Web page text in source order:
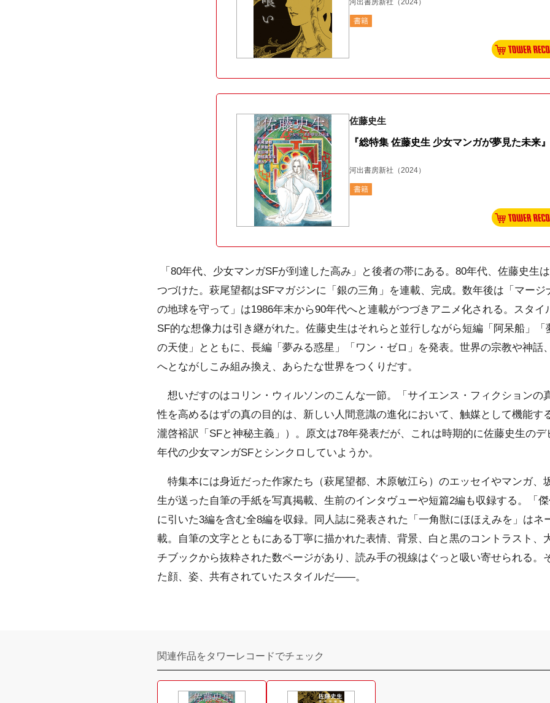
河出書房新社 （2024）
書籍
佐藤史生
『総特集 佐藤史生 少女マンガが夢見た未来』
河出書房新社 （2024）
書籍
「80年代、少女マンガSFが到達した高み」と後者の帯にある。80年代、佐藤史生
つづけた。萩尾望都はSFマガジンに「銀の三角」を連載、完成。数年後は「マー
の地球を守って」は1986年末から90年代へと連載がつづきアニメ化される。スタ
SF的な想像力は引き継がれた。佐藤史生はそれらと並行しながら短編「阿呆船」
の天使」とともに、長編「夢みる惑星」「ワン・ゼロ」を発表。世界の宗教や神話
へとながしこみ組み換え、あらたな世界をつくりだす。
想いだすのはコリン・ウィルソンのこんな一節。「サイエンス・フィクションの
性を高めるはずの真の目的は、新しい人間意識の進化において、触媒として機能す
瀧啓裕訳「SFと神秘主義」）。原文は78年発表だが、これは時期的に佐藤史生の
年代の少女マンガSFとシンクロしていようか。
特集本には身近だった作家たち（萩尾望都、木原敏江ら）のエッセイやマンガ、
生が送った自筆の手紙を写真掲載、生前のインタヴューや短篇2編も収録する。「
に引いた3編を含む全8編を収録。同人誌に発表された「一角獣にほほえみを」はネ
載。自筆の文字とともにある丁寧に描かれた表情、背景、白と黒のコントラスト、
チブックから抜粋された数ページがあり、読み手の視線はぐっと吸い寄せられる。
た顔、姿、共有されていたスタイルだ――。
関連作品をタワーレコードでチェック